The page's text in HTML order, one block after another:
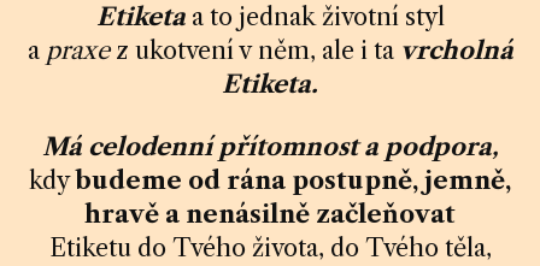
Etiketaa to jednak životní styl
a praxez ukotvení v něm, ale i ta vrcholná
Etiketa.
Má celodenní přítomnost a podpora,
kdybudeme od rána postupně, jemně,
hravě a nenásilně začleňovat
Etiketu do Tvého života, do Tvého těla,